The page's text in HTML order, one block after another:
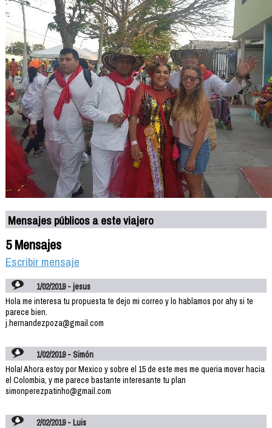
Mensajes públicos a este viajero
5 Mensajes
Escribir mensaje
1/02/2019 - jesus
Hola me interesa tu propuesta te dejo mi correo y lo hablamos por ahy si te
parece bien.
j.hernandezpoza@gmail.com
1/02/2019 - Simón
Hola! Ahora estoy por Mexico y sobre el 15 de este mes me queria mover hacia
el Colombia, y me parece bastante interesante tu plan
simonperezpatinho@gmail.com
2/02/2019 - Luis